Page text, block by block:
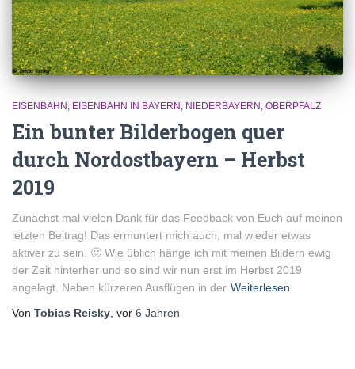
EISENBAHN EISENBAHN IN BAYERN NIEDERBAYERN OBERPFALZ
Ein bunter Bilderbogen quer
durch Nordostbayern – Herbst
2019
Zunächst mal vielen Dank für das Feedback von Euch auf meinen
letzten Beitrag! Das ermuntert mich auch, mal wieder etwas
aktiver zu sein. 🙂 Wie üblich hänge ich mit meinen Bildern ewig
der Zeit hinterher und so sind wir nun erst im Herbst 2019
angelagt. Neben kürzeren Ausflügen in der Weiterlesen
Von Tobias Reisky , vor 6 Jahren